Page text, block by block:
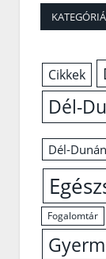
Cikkek
Dél-
Dél-
Fogalomtár